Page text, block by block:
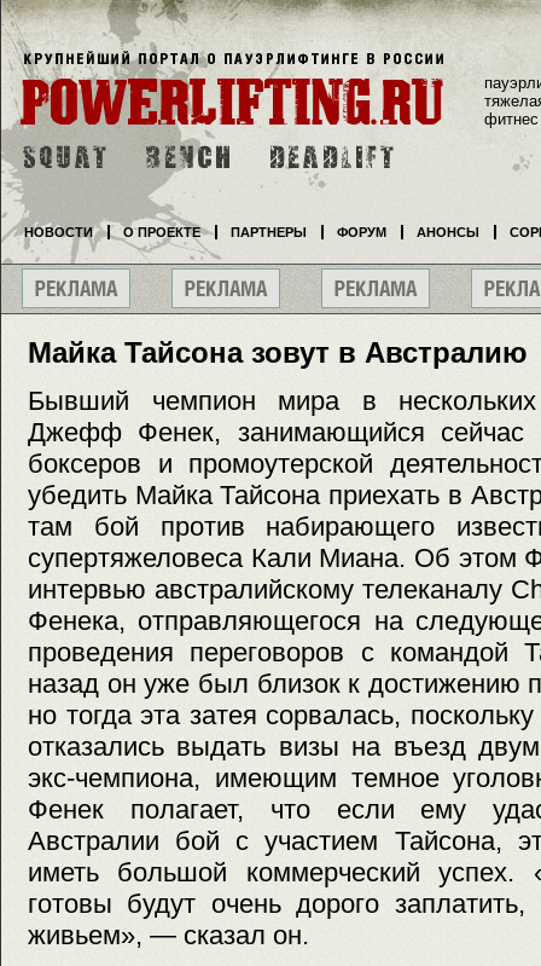
Майка Тайсона зовут в Австралию
Бывший чемпион мира в нескольких
Джефф Фенек, занимающийся сейчас
боксеров и промоутерской
убедить Майка Тайсона приехать в
там бой против набирающего
супертяжеловеса Кали Миана. Об этом
интервью австралийскому телеканалу
Фенека, отправляющегося на
проведения переговоров с командой
назад он уже был близок к достижению
но тогда эта затея сорвалась,
отказались выдать визы на въезд
экс-чемпиона, имеющим темное
Фенек полагает, что если ему
Австралии бой с участием Тайсона,
иметь большой коммерческий успех.
готовы будут очень дорого
живьем», — сказал он.
фитнес
НОВОСТИ О ПРОЕКТЕ ПАРТНЕРЫ ФОРУМ АНОНСЫ